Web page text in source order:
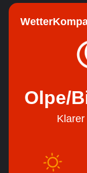
Olpe/
Klarer